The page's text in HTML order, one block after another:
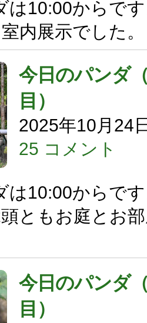
は10:00からで
内展示でした。
今日のパンダ
目）
2025年10月24
25 コメント
は10:00からで
ともお庭とお
今日のパンダ
目）